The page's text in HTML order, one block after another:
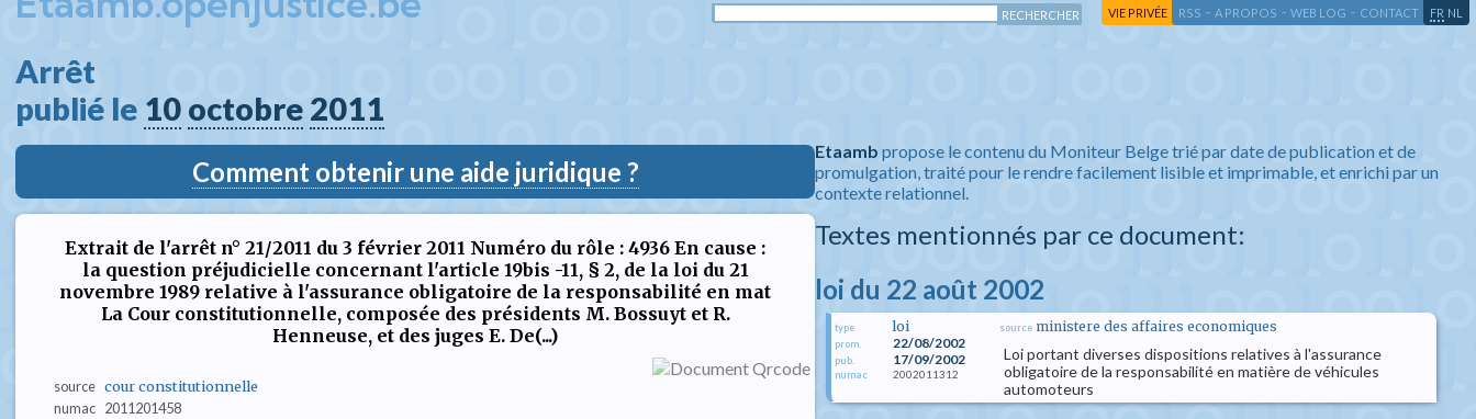
VIE PRIVÉE RSS - A PROPOS - WEB LOG - CONTACT FR NL
Arrêt
publié le 10 octobre 2011
Comment obtenir une aide juridique ?
Extrait de l'arrêt n° 21/2011 du 3 février 2011 Numéro du rôle : 4936 En cause :
la question préjudicielle concernant l'article 19bis -11, § 2, de la loi du 21
novembre 1989 relative à l'assurance obligatoire de la responsabilité en mat
La Cour constitutionnelle, composée des présidents M. Bossuyt et R.
Henneuse, et des juges E. De(...)
source cour constitutionnelle
numac 2011201458
Etaamb propose le contenu du Moniteur Belge trié par date de publication et de
promulgation, traité pour le rendre facilement lisible et imprimable, et enrichi par un
contexte relationnel.
Textes mentionnés par ce document:
loi du 22 août 2002
type loi
prom. 22/08/2002
pub. 17/09/2002
numac 2002011312
source ministere des affaires economiques
Loi portant diverses dispositions relatives à l'assurance
obligatoire de la responsabilité en matière de véhicules
automoteurs